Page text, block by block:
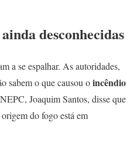
desconhecidas
a se espalhar. As autoridades,
sabem o que causou oincêndio
Joaquim Santos, disse que
do fogo está em